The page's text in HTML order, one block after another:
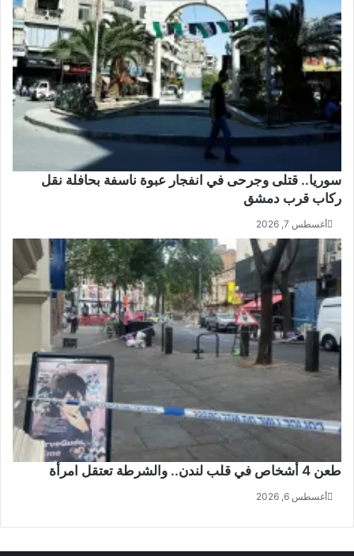
سوريا.. قتلى وجرحى في انفجار عبوة ناسفة بحافلة نقل
ركاب قرب دمشق
أغسطس 7, 2026
طعن 4 أشخاص في قلب لندن.. والشرطة تعتقل امرأة
أغسطس 6, 2026